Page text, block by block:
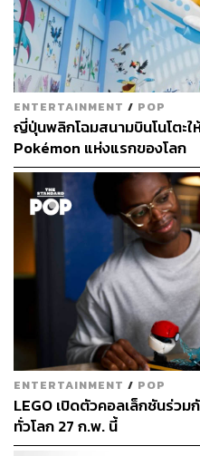
ความน่าสนใจของ Sonic
การผจญภัยของโซนิค กับระบ
เอกลักษณ์แล้ว สิ่งที่ทำให้เกม
นั่นคือ ระบบ Open-Zone ที่มี
แต่ละโซนจะมีรูปแบบการต่อ
กันไว้ให้ผู้เล่นได้ใช้ทักษะใน
ปริศนาไปพร้อมกัน และอีกหนี่
Cyber Space และ Cyber-
เล่นในการวางแผนต่อสู้ หรือเ
ของเรา
Sonic Frontiers จะวางจำห
บน PlayStation, Nintendo
ENTERTAINMENT / POP
ญี่ปุ่นพลิกโฉมสนามบินโนโตะ
Pokémon แห่งแรกของโลก
ENTERTAINMENT / POP
LEGO เปิดตัวคอลเล็กชันร่ว
ทั่วโลก 27 ก.พ. นี้